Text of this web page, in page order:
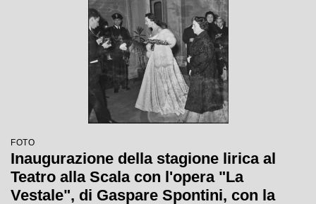
FOTO
Inaugurazione della stagione lirica al
Teatro alla Scala con l'opera "La
Vestale", di Gaspare Spontini, con la